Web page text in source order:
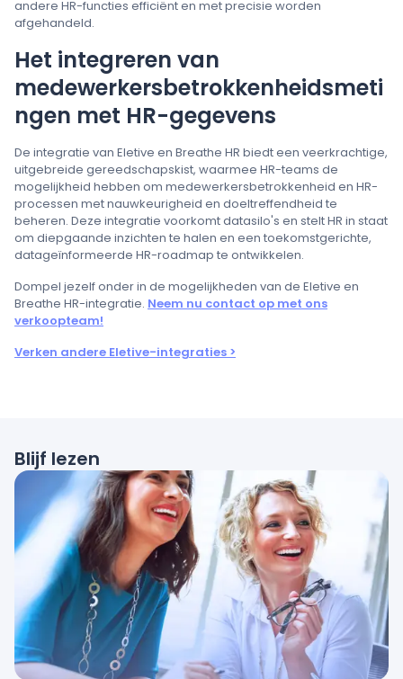
andere HR-functies efficiënt en met precisie worden
afgehandeld.
Het integreren van
medewerkersbetrokkenheidsmeti
ngen met HR-gegevens
De integratie van Eletive en Breathe HR biedt een veerkrachtige,
uitgebreide gereedschapskist, waarmee HR-teams de
mogelijkheid hebben om medewerkersbetrokkenheid en HR-
processen met nauwkeurigheid en doeltreffendheid te
beheren. Deze integratie voorkomt datasilo's en stelt HR in staat
om diepgaande inzichten te halen en een toekomstgerichte,
datageïnformeerde HR-roadmap te ontwikkelen.
Dompel jezelf onder in de mogelijkheden van de Eletive en
Breathe HR-integratie. Neem nu contact op met ons
verkoopteam!
Verken andere Eletive-integraties >
Blijf lezen